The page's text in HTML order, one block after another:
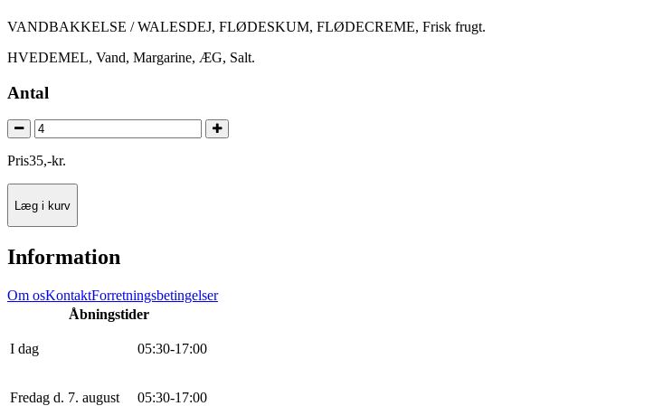
VANDBAKKELSE / WALESDEJ, FLØDESKUM, FLØDECREME, Frisk frugt.
HVEDEMEL, Vand, Margarine, ÆG, Salt.
Antal
Pris35,-kr.
Læg i kurv
Information
Om osKontaktForretningsbetingelser
Åbningstider
I dag 05:30-17:00
Fredag d. 7. august 05:30-17:00